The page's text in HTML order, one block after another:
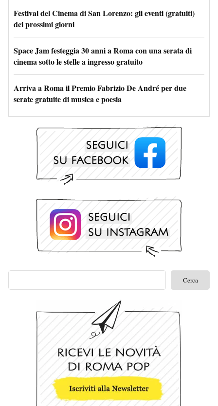
Festival del Cinema di San Lorenzo: gli eventi (gratuiti)
dei prossimi giorni
Space Jam festeggia 30 anni a Roma con una serata di
cinema sotto le stelle a ingresso gratuito
Arriva a Roma il Premio Fabrizio De André per due
serate gratuite di musica e poesia